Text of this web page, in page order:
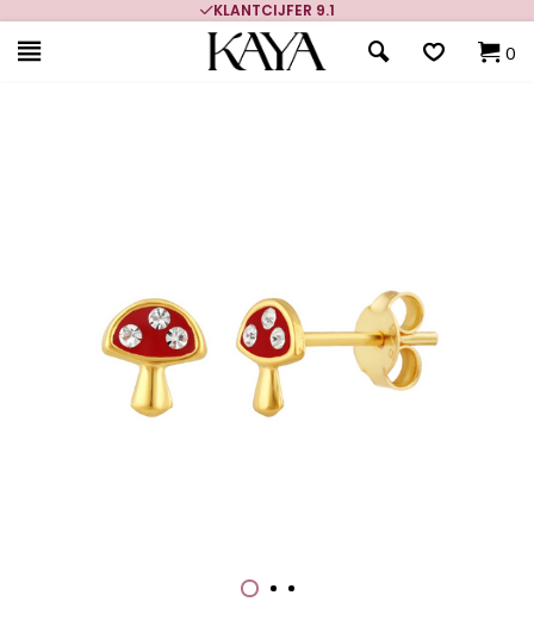
KLANTCIJFER 9.1
0